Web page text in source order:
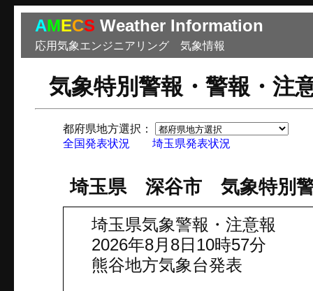
AMECS Weather Information
応用気象エンジニアリング 気象情報
気象特別警報・警報・注
都府県地方選択：
全国発表状況
埼玉県発表状況
埼玉県 深谷市 気象特別警
埼玉県気象警報・注意報
2026年8月8日10時57分
熊谷地方気象台発表